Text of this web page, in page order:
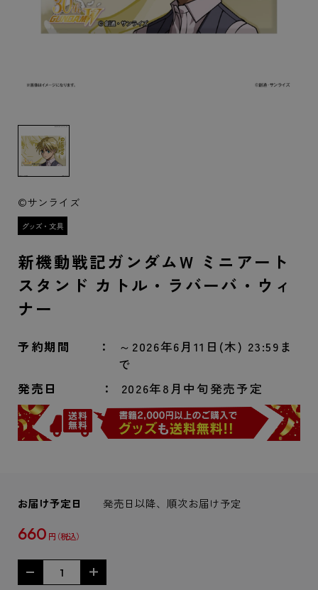
©サンライズ
新機動戦記ガンダムW ミニアート
スタンド カトル・ラバーバ・ウィ
ナー
予約期間
～2026年6月11日(木) 23:59ま
で
発売日
2026年8月中旬発売予定
お届け予定日 発売日以降、順次お届け予定
660 円